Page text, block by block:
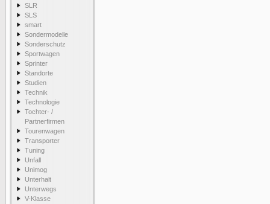
SLR
SLS
smart
Sondermodelle
Sonderschutz
Sportwagen
Sprinter
Standorte
Studien
Technik
Technologie
Tochter- /
Partnerfirmen
Tourenwagen
Transporter
Tuning
Unfall
Unimog
Unterhalt
Unterwegs
V-Klasse